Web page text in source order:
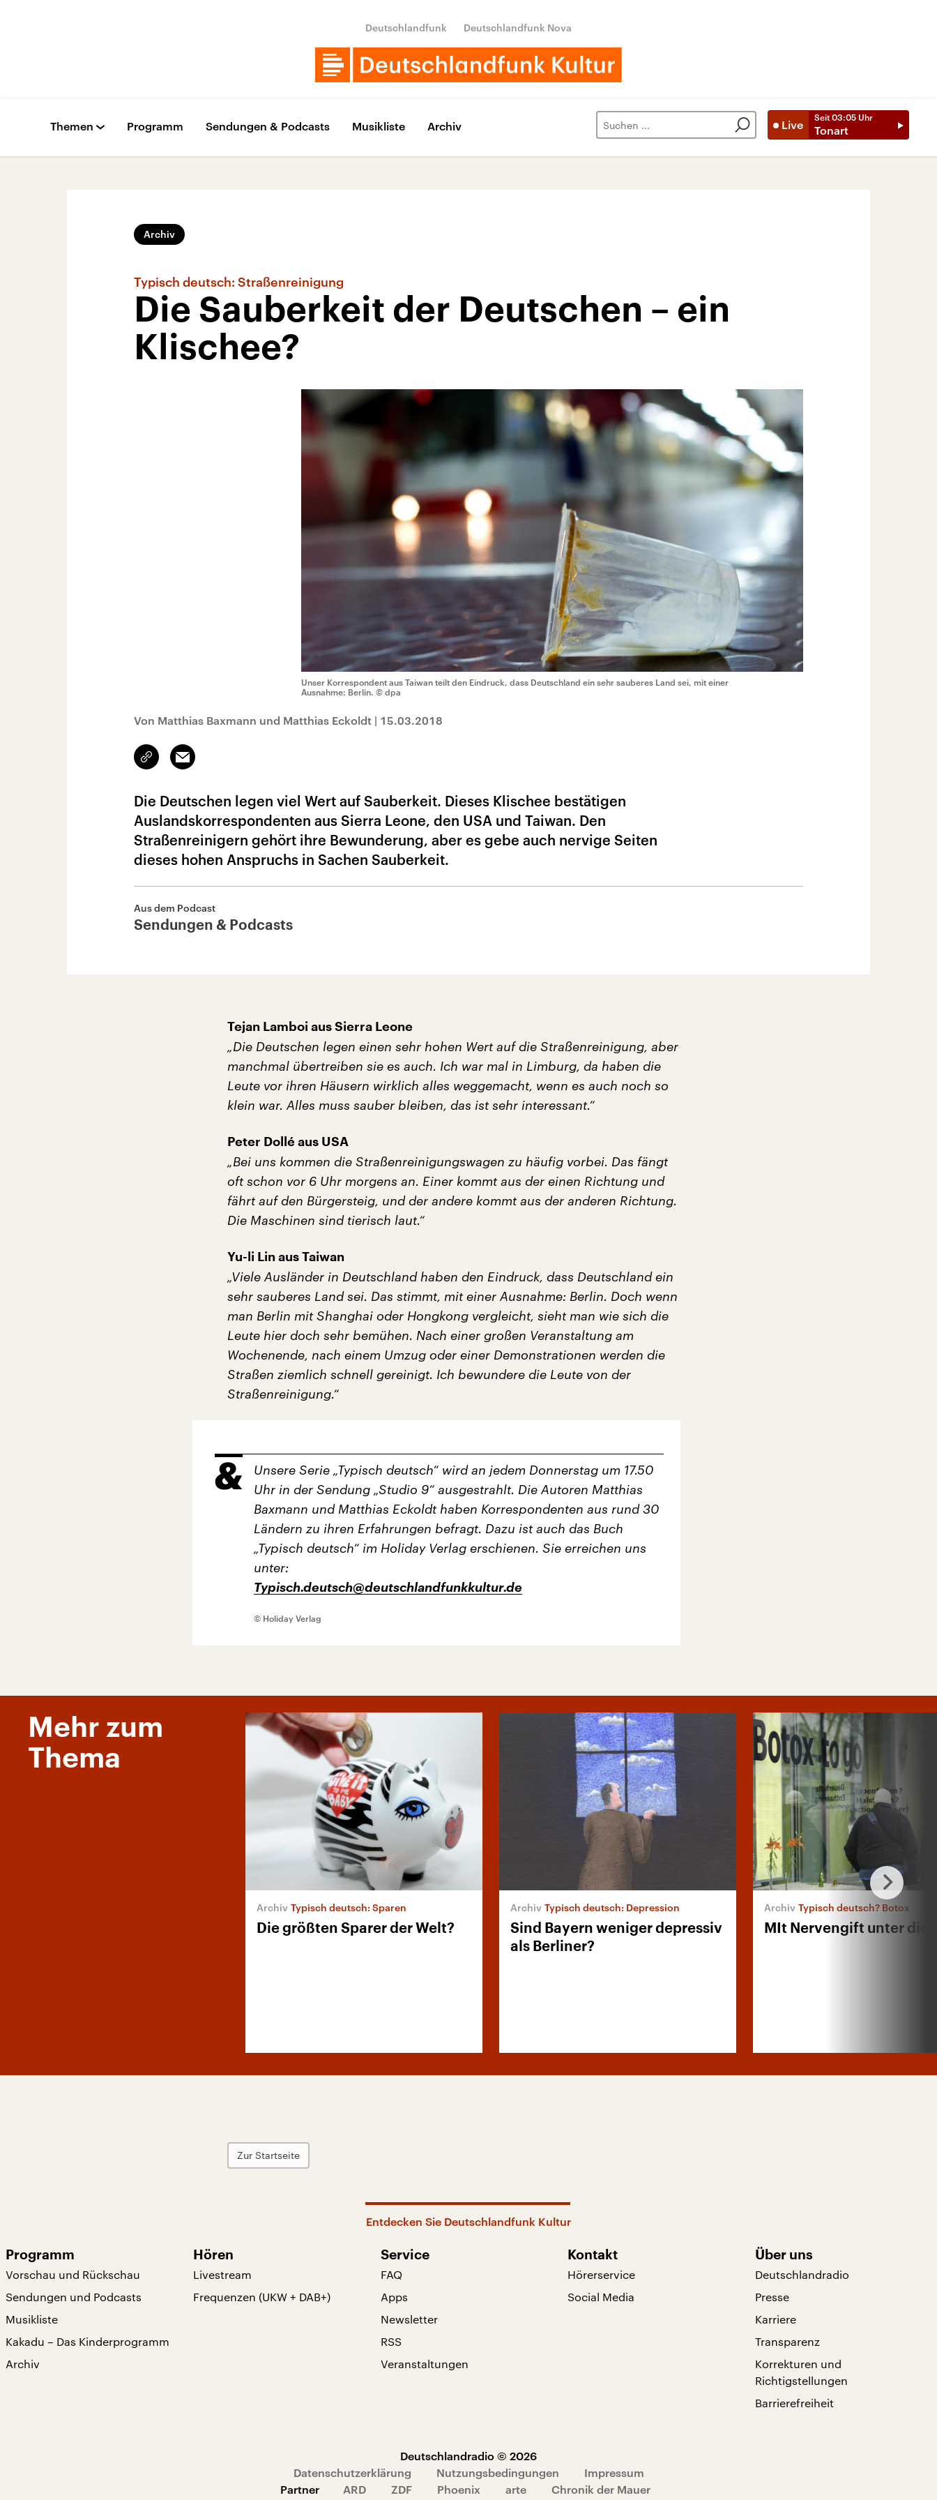
Deutschlandfunk Deutschlandfunk Nova
Live
Seit 03:05 Uhr
Tonart
Themen Programm Sendungen & Podcasts Musikliste Archiv
Archiv
Typisch deutsch: Straßenreinigung
Die Sauberkeit der Deutschen – ein
Klischee?
Unser Korrespondent aus Taiwan teilt den Eindruck, dass Deutschland ein sehr sauberes Land sei, mit einer
Ausnahme: Berlin. © dpa
Von Matthias Baxmann und Matthias Eckoldt | 15.03.2018
Link
kopieren/teilen
Email
Die Deutschen legen viel Wert auf Sauberkeit. Dieses Klischee bestätigen
Auslandskorrespondenten aus Sierra Leone, den USA und Taiwan. Den
Straßenreinigern gehört ihre Bewunderung, aber es gebe auch nervige Seiten
dieses hohen Anspruchs in Sachen Sauberkeit.
Aus dem Podcast
Sendungen & Podcasts
Tejan Lamboi aus Sierra Leone
„Die Deutschen legen einen sehr hohen Wert auf die Straßenreinigung, aber
manchmal übertreiben sie es auch. Ich war mal in Limburg, da haben die
Leute vor ihren Häusern wirklich alles weggemacht, wenn es auch noch so
klein war. Alles muss sauber bleiben, das ist sehr interessant.“
Peter Dollé aus USA
„Bei uns kommen die Straßenreinigungswagen zu häufig vorbei. Das fängt
oft schon vor 6 Uhr morgens an. Einer kommt aus der einen Richtung und
fährt auf den Bürgersteig, und der andere kommt aus der anderen Richtung.
Die Maschinen sind tierisch laut.“
Yu-li Lin aus Taiwan
„Viele Ausländer in Deutschland haben den Eindruck, dass Deutschland ein
sehr sauberes Land sei. Das stimmt, mit einer Ausnahme: Berlin. Doch wenn
man Berlin mit Shanghai oder Hongkong vergleicht, sieht man wie sich die
Leute hier doch sehr bemühen. Nach einer großen Veranstaltung am
Wochenende, nach einem Umzug oder einer Demonstrationen werden die
Straßen ziemlich schnell gereinigt. Ich bewundere die Leute von der
Straßenreinigung.“
Unsere Serie „Typisch deutsch“ wird an jedem Donnerstag um 17.50
Uhr in der Sendung „Studio 9“ ausgestrahlt. Die Autoren Matthias
Baxmann und Matthias Eckoldt haben Korrespondenten aus rund 30
Ländern zu ihren Erfahrungen befragt. Dazu ist auch das Buch
„Typisch deutsch“ im Holiday Verlag erschienen. Sie erreichen uns
unter:
Typisch.deutsch@deutschlandfunkkultur.de
© Holiday Verlag
Mehr zum
Thema
Typisch deutsch: Sparen
Die größten Sparer der Welt?
Typisch deutsch: Depression
Sind Bayern weniger depressiv
als Berliner?
Typisch deutsch? Botox
MIt Nervengift unter die
Zur Startseite
Entdecken Sie Deutschlandfunk Kultur
Programm
Vorschau und Rückschau
Sendungen und Podcasts
Musikliste
Kakadu – Das Kinderprogramm
Archiv
Hören
Livestream
Frequenzen (UKW + DAB+)
Service
FAQ
Apps
Newsletter
RSS
Veranstaltungen
Kontakt
Hörerservice
Social Media
Über uns
Deutschlandradio
Presse
Karriere
Transparenz
Korrekturen und
Richtigstellungen
Barrierefreiheit
Deutschlandradio © 2026
Datenschutzerklärung
Nutzungsbedingungen
Impressum
Partner
ARD ZDF Phoenix arte Chronik der Mauer